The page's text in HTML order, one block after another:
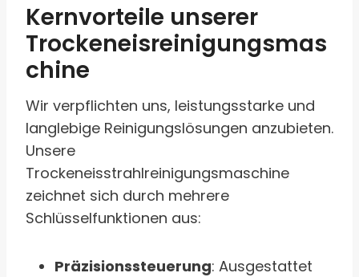
Kernvorteile unserer
Trockeneisreinigungsmas
chine
Wir verpflichten uns, leistungsstarke und
langlebige Reinigungslösungen anzubieten.
Unsere
Trockeneisstrahlreinigungsmaschine
zeichnet sich durch mehrere
Schlüsselfunktionen aus:
Präzisionssteuerung: Ausgestattet